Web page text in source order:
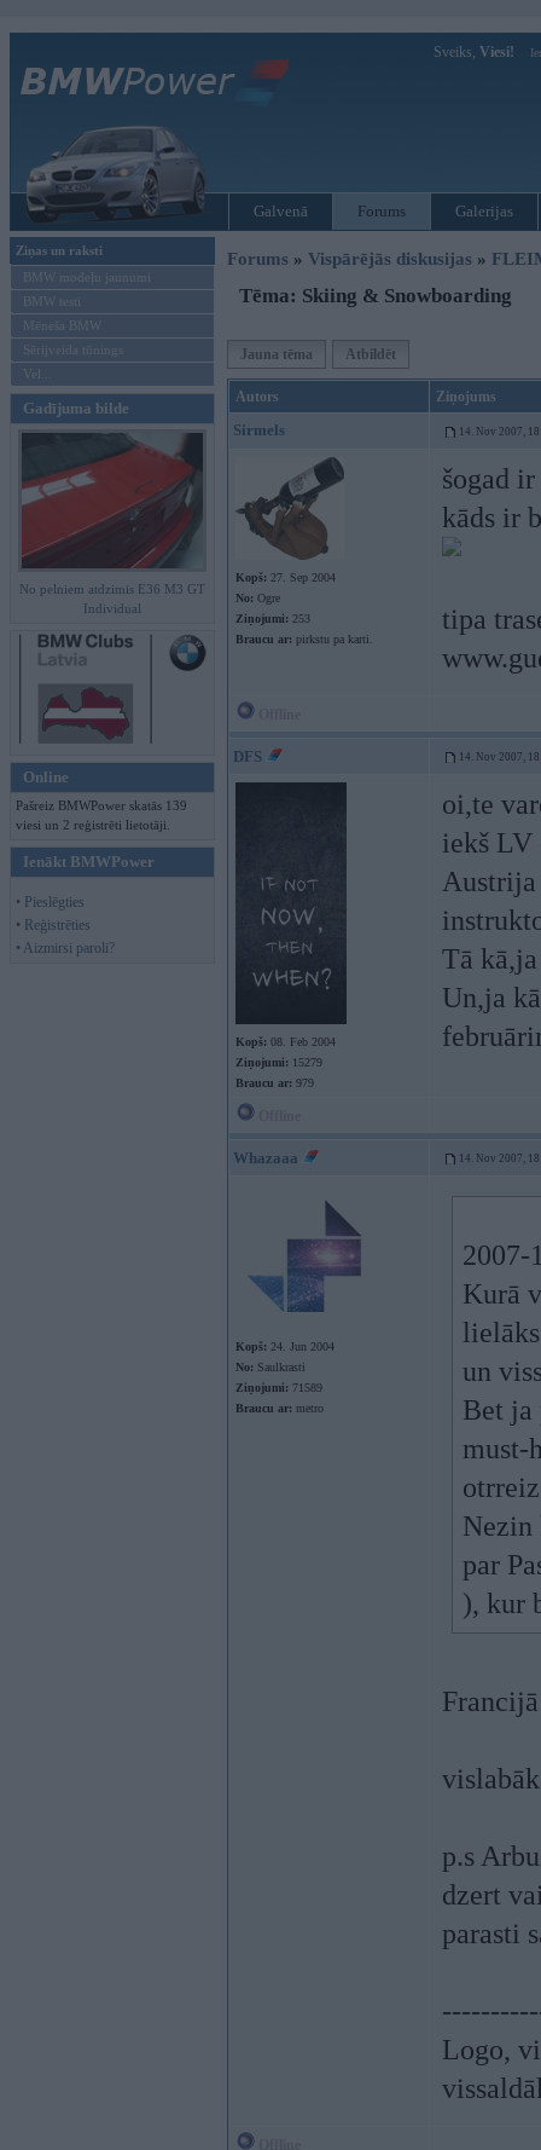
Sveiks, Viesi!
Galvenā Forums Galerijas
Ziņas un raksti
BMW modeļu jaunumi
BMW testi
Mēneša BMW
Sērijveida tūnings
Vel...
Gadījuma bilde
No pelniem atdzimis E36 M3 GT
Individual
Online
Pašreiz BMWPower skatās 139
viesi un 2 reģistrēti lietotāji.
Ienākt BMWPower
• Pieslēgties
• Reģistrēties
• Aizmirsi paroli?
Forums » Vispārējās diskusijas »
Tēma: Skiing & Snowboarding
Jauna tēma Atbildēt
Autors Ziņojums
Sirmels 14. Nov 2007,
Kopš: 27. Sep 2004
No: Ogre
Ziņojumi: 253
Braucu ar: pirkstu pa karti.
šogad
kāds ir
tipa
DFS 14. Nov 2007,
Kopš: 08. Feb 2004
Ziņojumi: 15279
Braucu ar: 979
oi,te
iekš LV
Tā
Un,ja
Whazaaa 14. Nov 2007,
Kopš: 24. Jun 2004
No: Saulkrasti
Ziņojumi: 71589
Braucu ar: metro
2007-
Kurā
un
Bet ja
must-
Nezin
par
), kur
p.s
dzert
parasti
Logo,